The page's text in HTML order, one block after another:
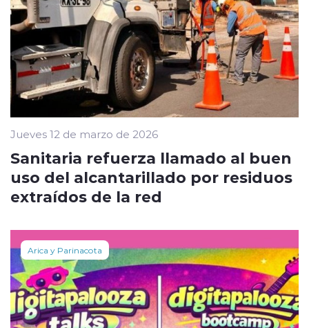
Jueves 12 de marzo de 2026
Sanitaria refuerza llamado al buen
uso del alcantarillado por residuos
extraídos de la red
Arica y Parinacota